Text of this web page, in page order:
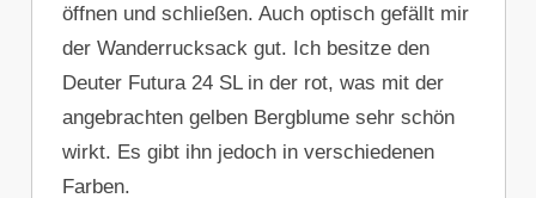
öffnen und schließen. Auch optisch gefällt mir
der Wanderrucksack gut. Ich besitze den
Deuter Futura 24 SL in der rot, was mit der
angebrachten gelben Bergblume sehr schön
wirkt. Es gibt ihn jedoch in verschiedenen
Farben.